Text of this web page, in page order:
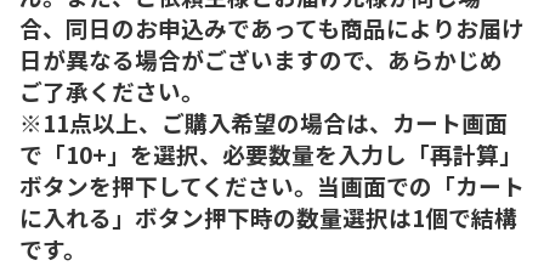
合、同日のお申込みであっても商品によりお届け
日が異なる場合がございますので、あらかじめ
ご了承ください。
※11点以上、ご購入希望の場合は、カート画面
で「10+」を選択、必要数量を入力し「再計算」
ボタンを押下してください。当画面での「カート
に入れる」ボタン押下時の数量選択は1個で結構
です。